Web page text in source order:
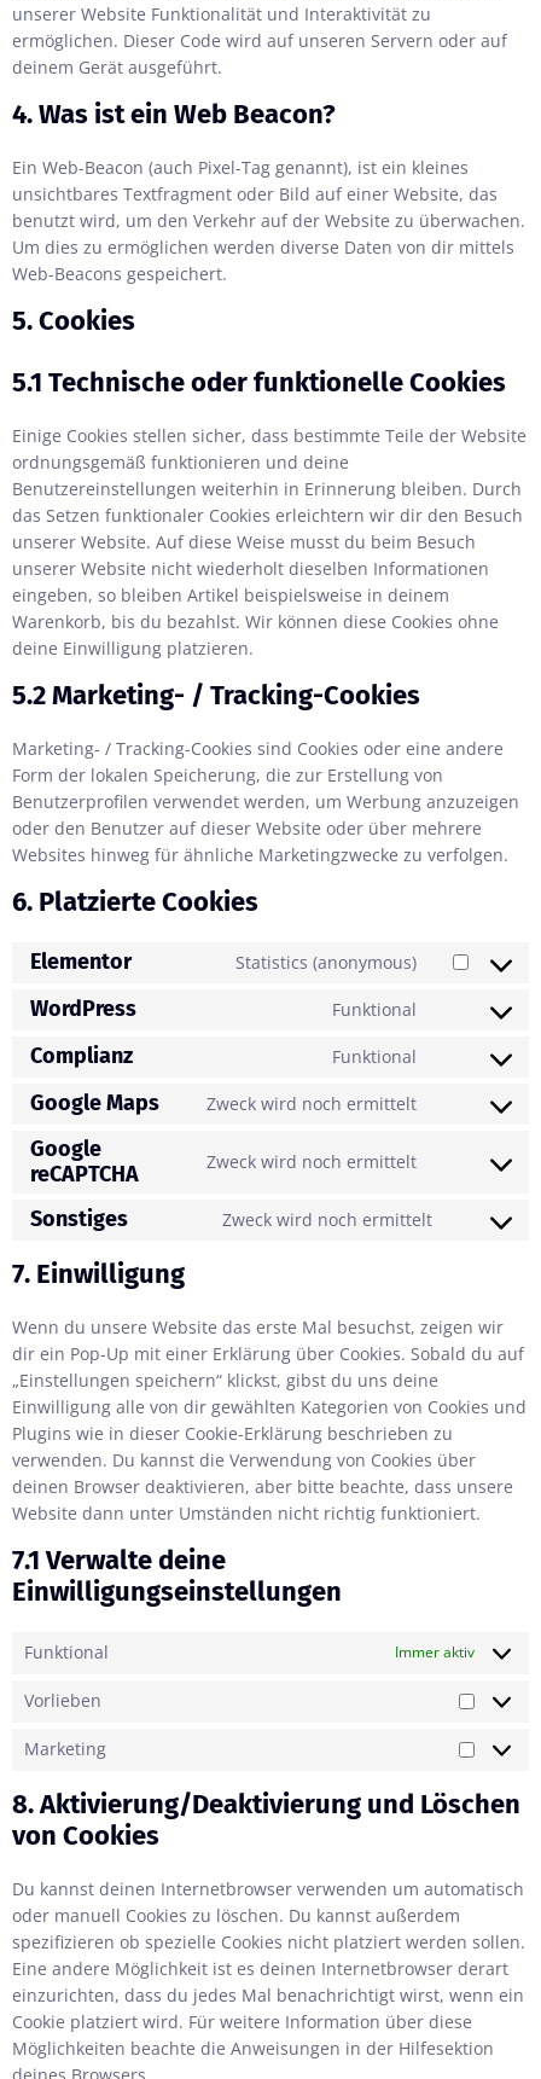
unserer Website Funktionalität und Interaktivität zu
ermöglichen. Dieser Code wird auf unseren Servern oder auf
deinem Gerät ausgeführt.
4. Was ist ein Web Beacon?
Ein Web-Beacon (auch Pixel-Tag genannt), ist ein kleines
unsichtbares Textfragment oder Bild auf einer Website, das
benutzt wird, um den Verkehr auf der Website zu überwachen.
Um dies zu ermöglichen werden diverse Daten von dir mittels
Web-Beacons gespeichert.
5. Cookies
5.1 Technische oder funktionelle Cookies
Einige Cookies stellen sicher, dass bestimmte Teile der Website
ordnungsgemäß funktionieren und deine
Benutzereinstellungen weiterhin in Erinnerung bleiben. Durch
das Setzen funktionaler Cookies erleichtern wir dir den Besuch
unserer Website. Auf diese Weise musst du beim Besuch
unserer Website nicht wiederholt dieselben Informationen
eingeben, so bleiben Artikel beispielsweise in deinem
Warenkorb, bis du bezahlst. Wir können diese Cookies ohne
deine Einwilligung platzieren.
5.2 Marketing- / Tracking-Cookies
Marketing- / Tracking-Cookies sind Cookies oder eine andere
Form der lokalen Speicherung, die zur Erstellung von
Benutzerprofilen verwendet werden, um Werbung anzuzeigen
oder den Benutzer auf dieser Website oder über mehrere
Websites hinweg für ähnliche Marketingzwecke zu verfolgen.
6. Platzierte Cookies
Elementor Statistics (anonymous)
WordPress Funktional
Complianz Funktional
Google Maps Zweck wird noch ermittelt
Google
reCAPTCHA
Zweck wird noch ermittelt
Sonstiges Zweck wird noch ermittelt
7. Einwilligung
Wenn du unsere Website das erste Mal besuchst, zeigen wir
dir ein Pop-Up mit einer Erklärung über Cookies. Sobald du auf
„Einstellungen speichern“ klickst, gibst du uns deine
Einwilligung alle von dir gewählten Kategorien von Cookies und
Plugins wie in dieser Cookie-Erklärung beschrieben zu
verwenden. Du kannst die Verwendung von Cookies über
deinen Browser deaktivieren, aber bitte beachte, dass unsere
Website dann unter Umständen nicht richtig funktioniert.
7.1 Verwalte deine
Einwilligungseinstellungen
Funktional Immer aktiv
Vorlieben
Marketing
8. Aktivierung/Deaktivierung und Löschen
von Cookies
Du kannst deinen Internetbrowser verwenden um automatisch
oder manuell Cookies zu löschen. Du kannst außerdem
spezifizieren ob spezielle Cookies nicht platziert werden sollen.
Eine andere Möglichkeit ist es deinen Internetbrowser derart
einzurichten, dass du jedes Mal benachrichtigt wirst, wenn ein
Cookie platziert wird. Für weitere Information über diese
Möglichkeiten beachte die Anweisungen in der Hilfesektion
deines Browsers.